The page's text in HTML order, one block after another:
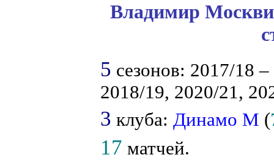
Владимир
5 сезонов: 2017/18
2018/19, 2020/21,
3 клуба:Динамо М (
17 матчей.